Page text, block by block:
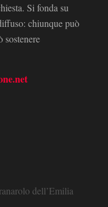
Si fonda su
chiunque può
sostenere
dell’Emilia